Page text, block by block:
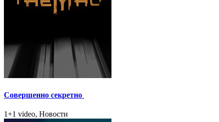
Совершенно секретно
1+1 video, Новости